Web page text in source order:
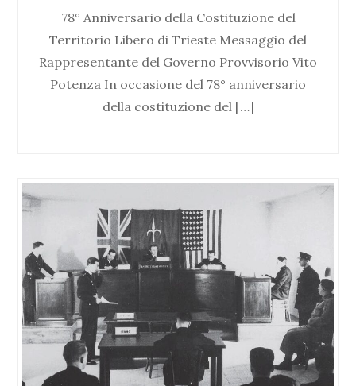
78° Anniversario della Costituzione del
Territorio Libero di Trieste Messaggio del
Rappresentante del Governo Provvisorio Vito
Potenza In occasione del 78° anniversario
della costituzione del […]